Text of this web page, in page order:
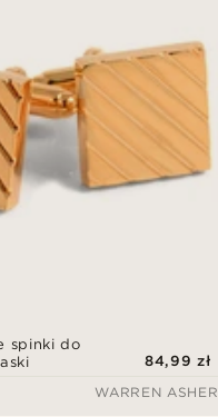
spinki do
84,99 zł
WARREN ASHER